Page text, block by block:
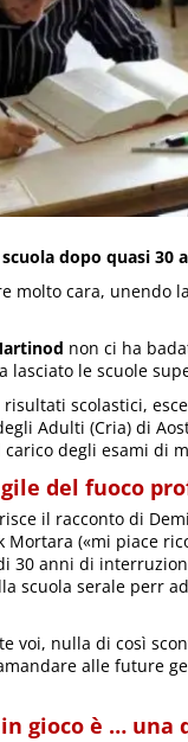
dopo quasi 30
molto cara, unendo
non ci ha
lasciato le scuole
scolastici,
Adulti (Cria) di
degli esami di
del fuoco
il racconto di
Mortara («mi piace
30 anni di
scuola serale perr
voi, nulla di così
alle future
gioco è … una